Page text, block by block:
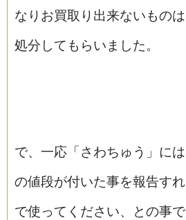
なりお買取り出来ないものは
処分してもらいました。
で、一応「さわちゅう」に
の値段が付いた事を報告す
で使ってください、との事で